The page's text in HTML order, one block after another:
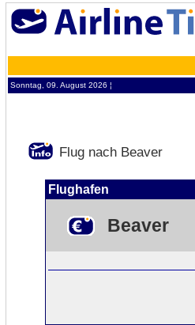
Sonntag, 09. August 2026 ¦
Flug nach Beaver
Flughafen
Beaver